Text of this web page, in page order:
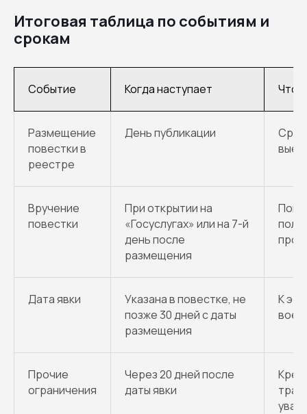
Итоговая таблица по событиям и
срокам
Событие Когда наступает Что
Размещение
повестки в
реестре
День публикации
Вручение
повестки
При открытии на
«Госуслугах» или на 7-й
день после
размещения
Дата явки
Указана в повестке, не
позже 30 дней с даты
размещения
К
Прочие
ограничения
Через 20 дней после
даты явки